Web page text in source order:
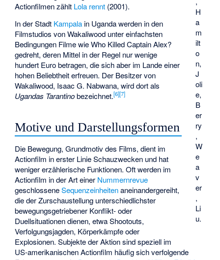
H
a
m
ilt
o
n,
J
oli
e,
B
er
ry
,
W
e
a
v
er
,
Li
u.
Actionfilmen zählt Lola rennt (2001).
In der Stadt Kampala in Uganda werden in den
Filmstudios vonWakaliwood unter einfachsten
Bedingungen Filme wieWho Killed Captain Alex?
gedreht, deren Mittel in der Regel nur wenige
hundert Euro betragen, die sich aber im Lande einer
hohen Beliebtheit erfreuen. Der Besitzer von
Wakaliwood, Isaac G. Nabwana, wird dort als
Ugandas Tarantinobezeichnet.[6][7]
Motive und Darstellungsformen
Die Bewegung, Grundmotiv des Films, dient im
Actionfilm in erster Linie Schauzwecken und hat
weniger erzählerische Funktionen. Oft werden im
Actionfilm in der Art einer Nummernrevue
geschlosseneSequenzeinheitenaneinandergereiht,
die der Zurschaustellung unterschiedlichster
bewegungsgetriebener Konflikt- oder
Duellsituationen dienen, etwaShootouts,
Verfolgungsjagden, Körperkämpfe oder
Explosionen. Subjekte der Aktion sind speziell im
US-amerikanischen Actionfilm häufig sich verfolgende